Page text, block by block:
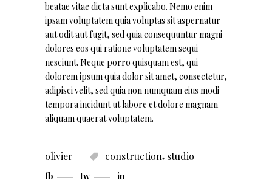
beatae vitae dicta sunt explicabo. Nemo enim
ipsam voluptatem quia voluptas sit aspernatur
aut odit aut fugit, sed quia consequuntur magni
dolores eos qui ratione voluptatem sequi
nesciunt. Neque porro quisquam est, qui
dolorem ipsum quia dolor sit amet, consectetur,
adipisci velit, sed quia non numquam eius modi
tempora incidunt ut labore et dolore magnam
aliquam quaerat voluptatem.
olivier construction, studio
fb tw in